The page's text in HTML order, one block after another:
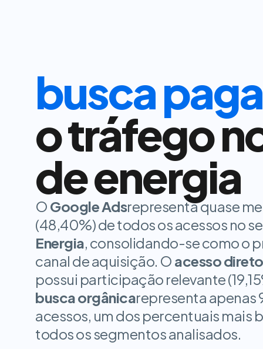
busca paga
o tráfego
de energia
O Google Adsrepresenta quase
(48,40%) de todos os acessos no
Energia, consolidando-se como o
canal de aquisição. O acesso direto
possui participação relevante
busca orgânicarepresenta apenas
acessos, um dos percentuais mais
todos os segmentos analisados.